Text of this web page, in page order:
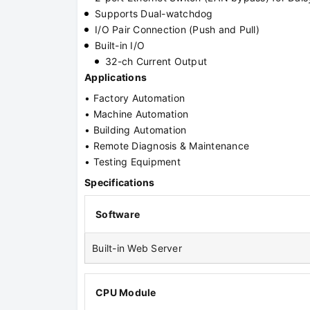
Supports Dual-watchdog
I/O Pair Connection (Push and Pull)
Built-in I/O
32-ch Current Output
Applications
• Factory Automation
• Machine Automation
• Building Automation
• Remote Diagnosis & Maintenance
• Testing Equipment
Specifications
Software
Built-in Web Server
CPU Module